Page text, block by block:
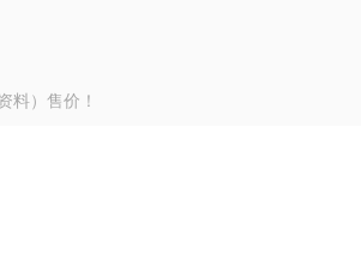
料）售价！